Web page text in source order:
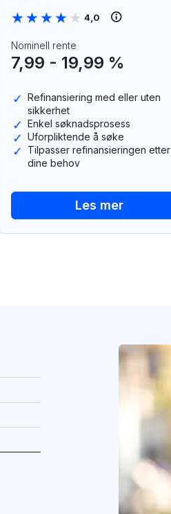
★★★★★
★★★★★ 4,0
Nominell rente
7,99 - 19,99 %
Refinansiering med eller uten
sikkerhet
Enkel søknadsprosess
Uforpliktende å søke
Tilpasser refinansieringen etter
dine behov
Les mer